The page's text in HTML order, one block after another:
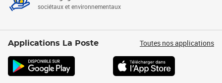
sociétaux et environnementaux
Applications La Poste Toutes nos applications